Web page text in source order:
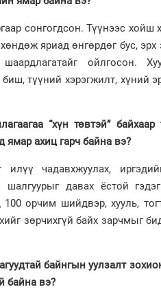
сонгогдсон. Түүнээс хойш
яриад өнгөрдөг бус,
ойлгосон.
түүний хэрэгжилт, хүний
“хүн төвтэй” байхаар
ямар ахиц гарч байна вэ?
чадавхжуулах,
давах ёстой
орчим шийдвэр, хууль,
зөрчихгүй байх зарчмыг
байнгын уулзалт
байна вэ?